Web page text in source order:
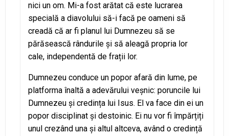
nici un om. Mi-a fost arătat că este lucrarea
specială a diavolului să-i facă pe oameni să
creadă că ar fi planul lui Dumnezeu să se
părăsească rândurile și să aleagă propria lor
cale, independentă de frații lor.
Dumnezeu conduce un popor afară din lume, pe
platforma înaltă a adevărului veșnic: poruncile lui
Dumnezeu și credința lui Isus. El va face din ei un
popor disciplinat și destoinic. Ei nu vor fi împărțiți
unul crezând una și altul altceva, având o credință